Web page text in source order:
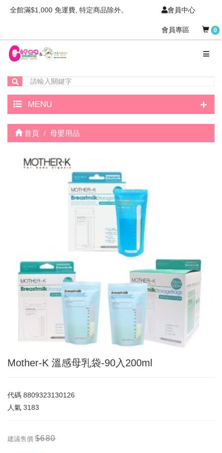
全館滿$1,000 免運費, 特定商品除外。 會員中心
會員專區 0
MENU +
首頁 母嬰用品
Mother-K 溫感母乳袋-90入200ml
代碼 8809323130126
人氣 3183
建議售價 $680